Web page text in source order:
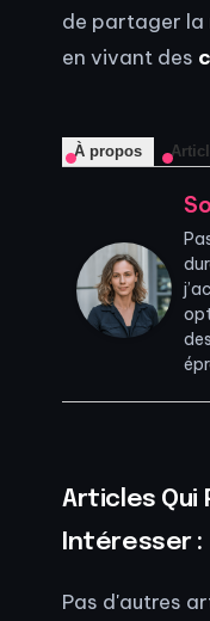
de partager la
en vivant des
À propos
Articles Qui
Intéresser :
Pas d'autres